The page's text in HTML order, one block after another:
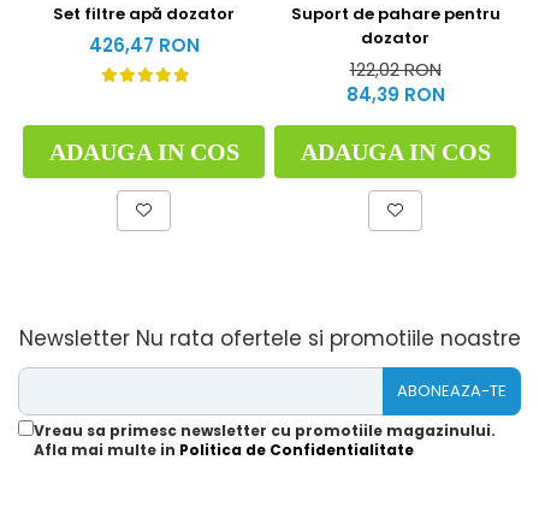
Set filtre apă dozator
426,47 RON
ADAUGA IN COS
Suport de pahare pentru
dozator
122,02 RON
84,39 RON
ADAUGA IN COS
Newsletter Nu rata ofertele si promotiile noastre
Vreau sa primesc newsletter cu promotiile magazinului.
Afla mai multe in Politica de Confidentialitate